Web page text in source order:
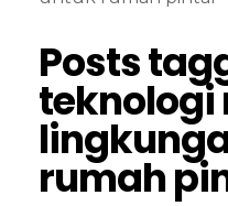
Posts
teknologi
rumah